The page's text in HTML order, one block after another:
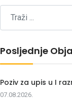
Posljednje
Poziv za upis u I
07.08.2026.